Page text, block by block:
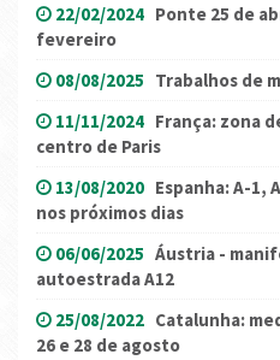
22/02/2024 Ponte 25 de
fevereiro
08/08/2025 Trabalhos de
11/11/2024 França: zona
centro de Paris
13/08/2020 Espanha: A-1,
nos próximos dias
06/06/2025 Áustria -
autoestrada A12
25/08/2022 Catalunha:
26 e 28 de agosto